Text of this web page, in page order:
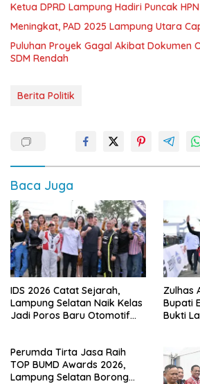
Ketua DPRD Lampung Hadiri Puncak
Meningkat, PAD 2025 Lampung Utara
Puluhan Proyek Gagal Akibat Dokumen
SDM Rendah
Berita Politik
Baca Juga
IDS 2026 Catat Sejarah,
Lampung Selatan Naik Kelas
Jadi Poros Baru Otomotif
Zulhas
Bupati
Bukti
Perumda Tirta Jasa Raih
TOP BUMD Awards 2026,
Lampung Selatan Borong